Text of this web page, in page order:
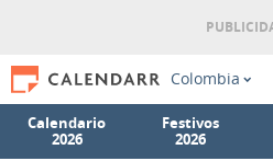
Colombia
Calendario
2026
Festivos
2026